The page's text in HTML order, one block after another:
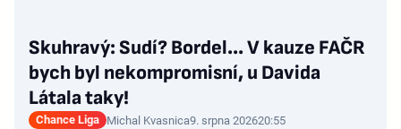
Skuhravý: Sudí? Bordel... V kauze FAČR
bych byl nekompromisní, u Davida
Látala taky!
Chance Liga Michal Kvasnica9. srpna 202620:55